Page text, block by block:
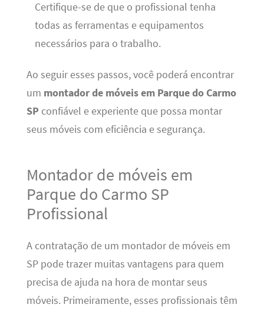
Certifique-se de que o profissional tenha
todas as ferramentas e equipamentos
necessários para o trabalho.
Ao seguir esses passos, você poderá encontrar
um montador de móveis em Parque do Carmo
SP confiável e experiente que possa montar
seus móveis com eficiência e segurança.
Montador de móveis em
Parque do Carmo SP
Profissional
A contratação de um montador de móveis em
SP pode trazer muitas vantagens para quem
precisa de ajuda na hora de montar seus
móveis. Primeiramente, esses profissionais têm